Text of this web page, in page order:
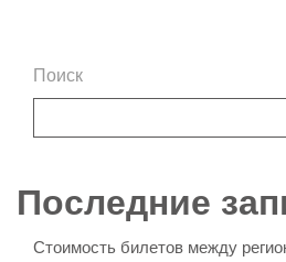
Поиск
Последние
Стоимость билетов между